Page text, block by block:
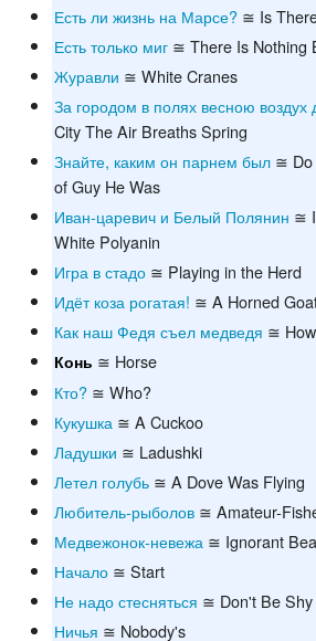
Есть ли жизнь на Марсе? ≅ Is
Есть только миг ≅ There Is Nothing
Журавли ≅ White Cranes
За городом в полях весною
City The Air Breaths Spring
Знайте, каким он парнем был ≅ Do
of Guy He Was
Иван-царевич и Белый Полянин ≅
White Polyanin
Игра в стадо ≅ Playing in the Herd
Идёт коза рогатая! ≅ A Horned
Как наш Федя съел медведя ≅
Конь ≅ Horse
Кто? ≅ Who?
Кукушка ≅ A Cuckoo
Ладушки ≅ Ladushki
Летел голубь ≅ A Dove Was Flying
Любитель-рыболов ≅ Amateur-
Медвежонок-невежа ≅ Ignorant
Начало ≅ Start
Не надо стесняться ≅ Don't Be Shy
Ничья ≅ Nobody's